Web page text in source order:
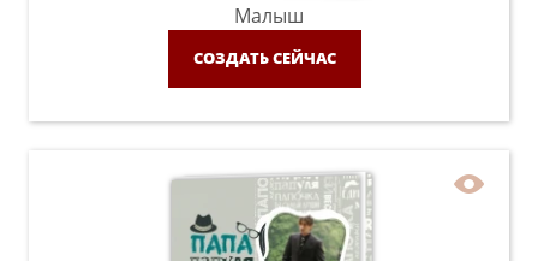
Малыш
СОЗДАТЬ СЕЙЧАС